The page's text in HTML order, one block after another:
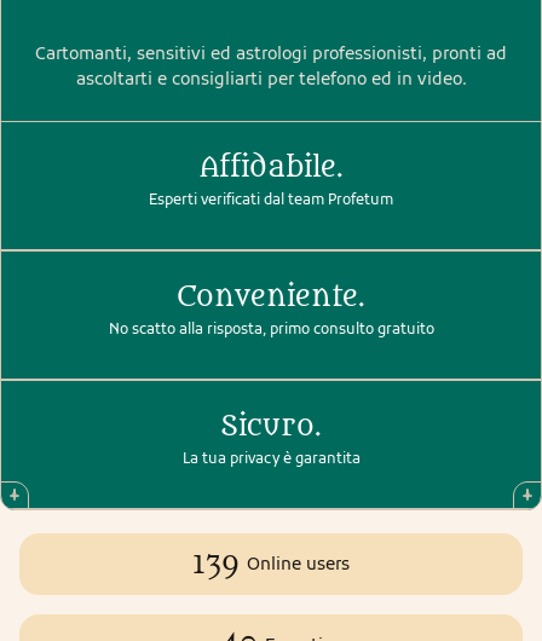
Cartomanti, sensitivi ed astrologi professionisti, pronti ad
ascoltarti e consigliarti per telefono ed in video.
Affidabile.
Esperti verificati dal team Profetum
Conveniente.
No scatto alla risposta, primo consulto gratuito
Sicuro.
La tua privacy è garantita
139 Online users